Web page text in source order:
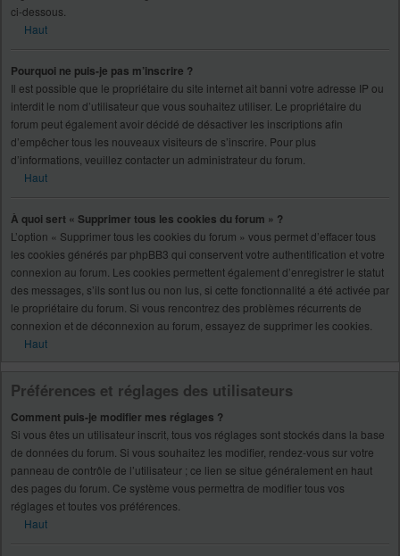
ci-dessous.
Haut
Pourquoi ne puis-je pas m’inscrire ?
Il est possible que le propriétaire du site internet ait banni votre adresse IP ou
interdit le nom d’utilisateur que vous souhaitez utiliser. Le propriétaire du
forum peut également avoir décidé de désactiver les inscriptions afin
d’empêcher tous les nouveaux visiteurs de s’inscrire. Pour plus
d’informations, veuillez contacter un administrateur du forum.
Haut
À quoi sert « Supprimer tous les cookies du forum » ?
L’option « Supprimer tous les cookies du forum » vous permet d’effacer tous
les cookies générés par phpBB3 qui conservent votre authentification et votre
connexion au forum. Les cookies permettent également d’enregistrer le statut
des messages, s’ils sont lus ou non lus, si cette fonctionnalité a été activée par
le propriétaire du forum. Si vous rencontrez des problèmes récurrents de
connexion et de déconnexion au forum, essayez de supprimer les cookies.
Haut
Préférences et réglages des utilisateurs
Comment puis-je modifier mes réglages ?
Si vous êtes un utilisateur inscrit, tous vos réglages sont stockés dans la base
de données du forum. Si vous souhaitez les modifier, rendez-vous sur votre
panneau de contrôle de l’utilisateur ; ce lien se situe généralement en haut
des pages du forum. Ce système vous permettra de modifier tous vos
réglages et toutes vos préférences.
Haut